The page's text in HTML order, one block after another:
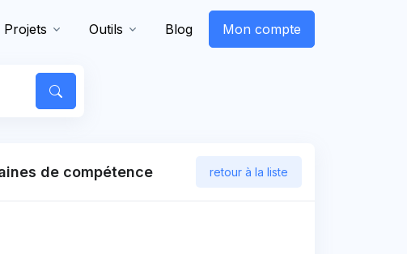
Projets Outils Blog Mon compte
de compétence retour à la liste